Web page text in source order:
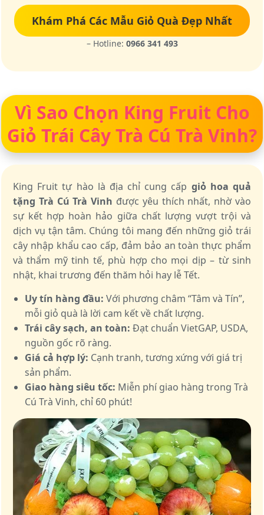
Khám Phá Các Mẫu Giỏ Quà Đẹp Nhất
– Hotline: 0966 341 493
Vì Sao Chọn King Fruit Cho
Giỏ Trái Cây Trà Cú Trà Vinh?
King Fruit tự hào là địa chỉ cung cấp giỏ hoa quả
tặng Trà Cú Trà Vinh được yêu thích nhất, nhờ vào
sự kết hợp hoàn hảo giữa chất lượng vượt trội và
dịch vụ tận tâm. Chúng tôi mang đến những giỏ trái
cây nhập khẩu cao cấp, đảm bảo an toàn thực phẩm
và thẩm mỹ tinh tế, phù hợp cho mọi dịp – từ sinh
nhật, khai trương đến thăm hỏi hay lễ Tết.
Uy tín hàng đầu: Với phương châm “Tâm và Tín”,
mỗi giỏ quà là lời cam kết về chất lượng.
Trái cây sạch, an toàn: Đạt chuẩn VietGAP, USDA,
nguồn gốc rõ ràng.
Giá cả hợp lý: Cạnh tranh, tương xứng với giá trị
sản phẩm.
Giao hàng siêu tốc: Miễn phí giao hàng trong Trà
Cú Trà Vinh, chỉ 60 phút!